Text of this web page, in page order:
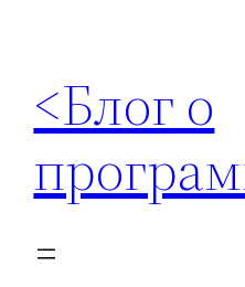
содержимому
<Блог о